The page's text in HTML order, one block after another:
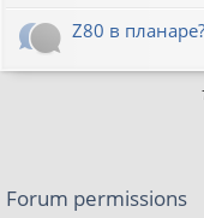
Z80 в планаре?
Forum permissions